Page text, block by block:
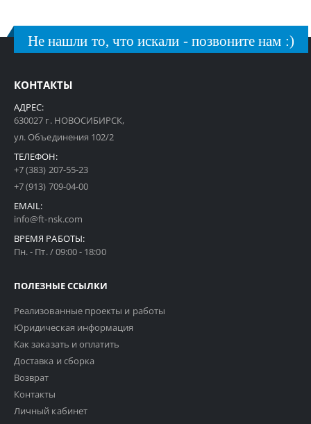
Не нашли то, что искали - позвоните нам :)
КОНТАКТЫ
АДРЕС:
630027 г. НОВОСИБИРСК,
ул. Объединения 102/2
ТЕЛЕФОН:
+7 (383) 207-55-23
+7 (913) 709-04-00
EMAIL:
info@ft-nsk.com
ВРЕМЯ РАБОТЫ:
Пн. - Пт. / 09:00 - 18:00
ПОЛЕЗНЫЕ ССЫЛКИ
Реализованные проекты и работы
Юридическая информация
Как заказать и оплатить
Доставка и сборка
Возврат
Контакты
Личный кабинет